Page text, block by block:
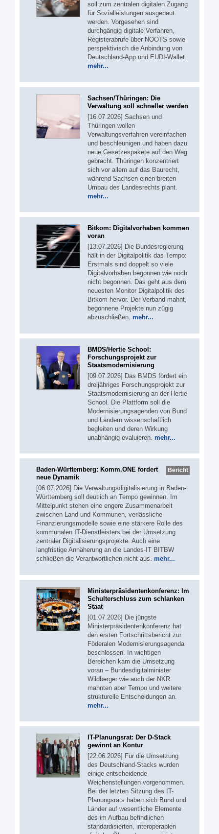
soll zum zentralen digitalen Zugang
für Sozialleistungen ausgebaut
werden. Vorgesehen sind
durchgängig digitale Verfahren,
Registerabrufe über NOOTS sowie
perspektivisch die Anbindung von
Deutschland-App und EUDI-Wallet.
mehr...
Sachsen/Thüringen: Die
Verwaltung soll schneller werden
[16.07.2026] Sachsen und
Thüringen wollen
Verwaltungsverfahren vereinfachen
und beschleunigen und haben dazu
neue Gesetzespakete auf den Weg
gebracht. Thüringen konzentriert
sich vor allem auf das Baurecht,
während Sachsen einen breiten
Umbau des Landesrechts plant.
mehr...
Bitkom: Digitalvorhaben kommen
voran
[13.07.2026] Die Bundesregierung
hält in der Digitalpolitik das Tempo:
Erstmals sind doppelt so viele
Digitalvorhaben begonnen wie noch
nicht begonnen. Das geht aus dem
neuesten Monitor Digitalpolitik des
Bitkom hervor. Der Verband mahnt,
begonnene Projekte nun zügig
abzuschließen. mehr...
BMDS/Hertie School:
Forschungsprojekt zur
Staatsmodernisierung
[09.07.2026] Das BMDS fördert ein
dreijähriges Forschungsprojekt zur
Staatsmodernisierung an der Hertie
School. Die Plattform soll die
Modernisierungsagenden von Bund
und Ländern wissenschaftlich
begleiten und deren Wirkung
unabhängig evaluieren. mehr...
Bericht
Baden-Württemberg: Komm.ONE fordert
neue Dynamik
[06.07.2026] Die Verwaltungsdigitalisierung in Baden-
Württemberg soll deutlich an Tempo gewinnen. Im
Mittelpunkt stehen eine engere Zusammenarbeit
zwischen Land und Kommunen, verlässliche
Finanzierungsmodelle sowie eine stärkere Rolle des
kommunalen IT-Dienstleisters bei der Umsetzung
zentraler Digitalisierungsprojekte. Auch eine
langfristige Annäherung an die Landes-IT BITBW
schließen die Verantwortlichen nicht aus. mehr...
Ministerpräsidentenkonferenz: Im
Schulterschluss zum schlanken
Staat
[01.07.2026] Die jüngste
Ministerpräsidentenkonferenz hat
den ersten Fortschrittsbericht zur
Föderalen Modernisierungsagenda
beschlossen. In wichtigen
Bereichen kam die Umsetzung
voran – Bundesdigitalminister
Wildberger wie auch der NKR
mahnten aber Tempo und weitere
strukturelle Entscheidungen an.
mehr...
IT-Planungsrat: Der D-Stack
gewinnt an Kontur
[22.06.2026] Für die Umsetzung
des Deutschland-Stacks wurden
einige entscheidende
Weichenstellungen vorgenommen.
Bei der letzten Sitzung des IT-
Planungsrats haben sich Bund und
Länder auf wesentliche Elemente
des im Aufbau befindlichen
standardisierten, interoperablen